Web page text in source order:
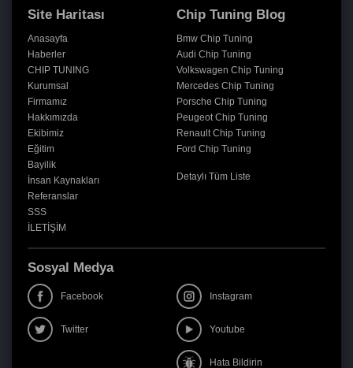
Site Haritası
Anasayfa
Haberler
CHIP TUNING
Kurumsal
Firmamız
Hakkımızda
Ekibimiz
Eğitim
Bayilik
İnsan Kaynakları
Referanslar
SSS
İLETİŞİM
Chip Tuning Blog
Bmw Chip Tuning
Audi Chip Tuning
Volkswagen Chip Tuning
Mercedes Chip Tuning
Porsche Chip Tuning
Peugeot Chip Tuning
Renault Chip Tuning
Ford Chip Tuning
Detaylı Tüm Liste
Sosyal Medya
Facebook Instagram
Twitter Youtube
Hata Bildirin